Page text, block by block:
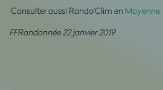
Consulter aussi Rando'Clim en Mayenne
FFRandonnée 22 janvier 2019